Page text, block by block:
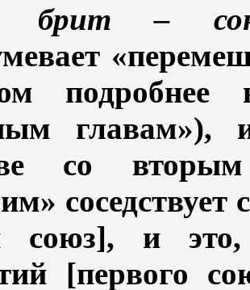
брит –
подробнее
со
соседствует
союз], и это,
[первого